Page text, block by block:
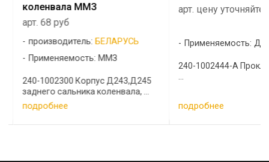
коленвала ММЗ
арт. 68 руб
производитель: БЕЛАРУСЬ
Применяемость: ММЗ
240-1002300 Корпус Д243,Д245
заднего сальника коленвала, ...
подробнее
арт. цену уточняйте
Применяемость: Д-
240-1002444-А
подробнее